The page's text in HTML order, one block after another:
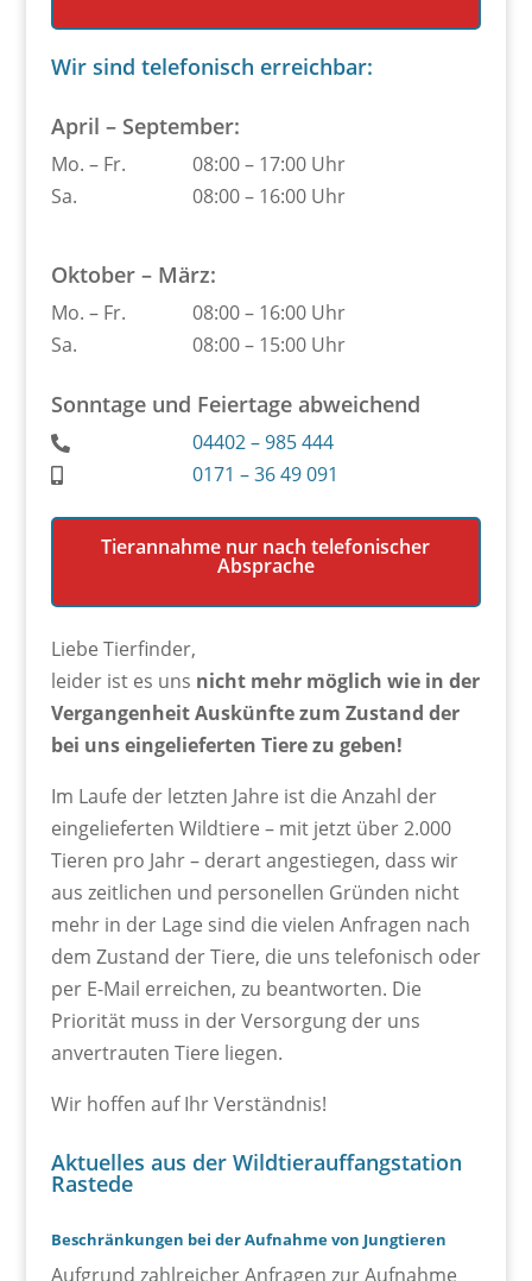
Wir sind telefonisch erreichbar:
April – September:
Mo. – Fr.
08:00 – 17:00 Uhr
Sa.
08:00 – 16:00 Uhr
Oktober – März:
Mo. – Fr.
08:00 – 16:00 Uhr
Sa.
08:00 – 15:00 Uhr
Sonntage und Feiertage abweichend
04402 – 985 444
0171 – 36 49 091
Tierannahme nur nach telefonischer
Absprache
Liebe Tierfinder,
leider ist es uns nicht mehr möglich wie in der
Vergangenheit Auskünfte zum Zustand der
bei uns eingelieferten Tiere zu geben!
Im Laufe der letzten Jahre ist die Anzahl der
eingelieferten Wildtiere – mit jetzt über 2.000
Tieren pro Jahr – derart angestiegen, dass wir
aus zeitlichen und personellen Gründen nicht
mehr in der Lage sind die vielen Anfragen nach
dem Zustand der Tiere, die uns telefonisch oder
per E-Mail erreichen, zu beantworten. Die
Priorität muss in der Versorgung der uns
anvertrauten Tiere liegen.
Wir hoffen auf Ihr Verständnis!
Aktuelles aus der Wildtierauffangstation
Rastede
Beschränkungen bei der Aufnahme von Jungtieren
Aufgrund zahlreicher Anfragen zur Aufnahme